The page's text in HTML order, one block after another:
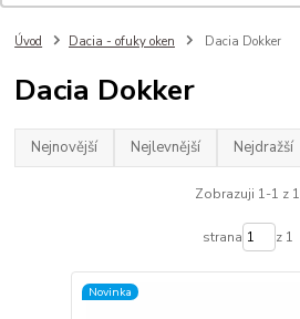
Úvod Dacia - ofuky oken Dacia Dokker
Dacia Dokker
Nejnovější Nejlevnější Nejdražší
Zobrazuji 1-1 z 1
strana z 1
Novinka